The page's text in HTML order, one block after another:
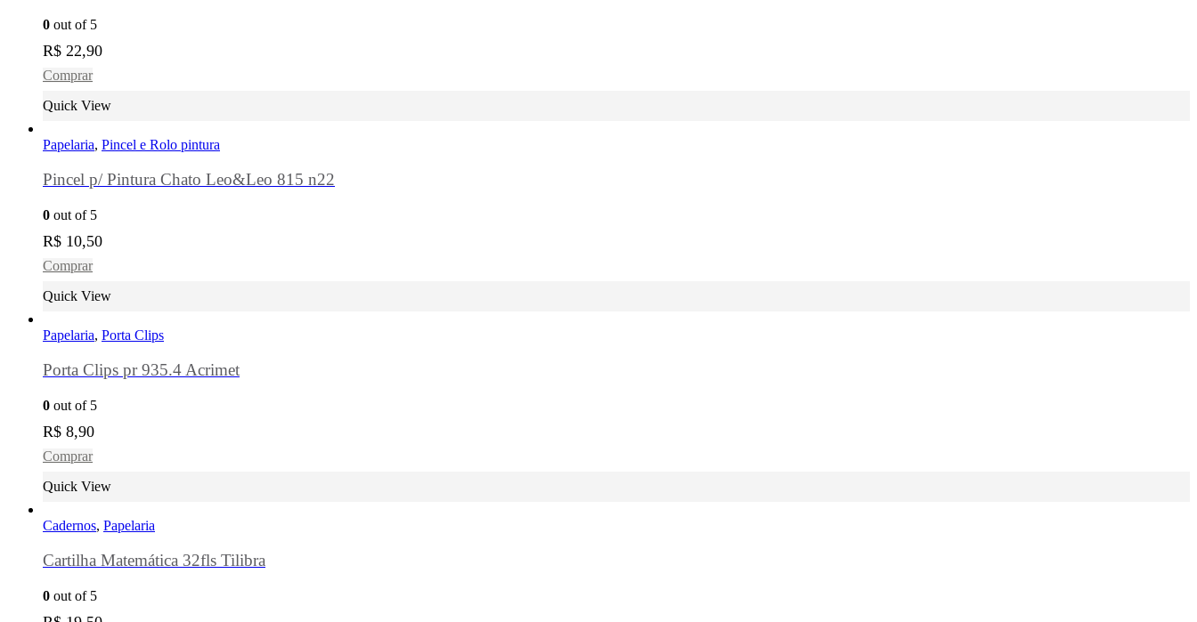
0 out of 5
R$ 22,90
Comprar
Quick View
Papelaria, Pincel e Rolo pintura
Pincel p/ Pintura Chato Leo&Leo 815 n22
0 out of 5
R$ 10,50
Comprar
Quick View
Papelaria, Porta Clips
Porta Clips pr 935.4 Acrimet
0 out of 5
R$ 8,90
Comprar
Quick View
Cadernos, Papelaria
Cartilha Matemática 32fls Tilibra
0 out of 5